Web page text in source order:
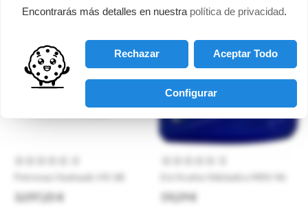
Petronas Hydraulic HV 68
3.297,25 €
Eni Aceite Hidráulico MSK 46
59,29 €
Encontrarás más detalles en nuestra política de privacidad.
Aceptar Todo
Configurar
Rechazar